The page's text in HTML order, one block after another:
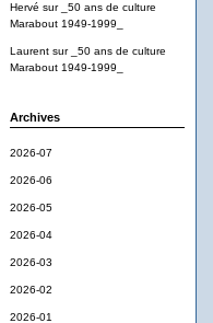
Hervé sur
_50 ans de culture
Marabout 1949-1999_
Laurentsur
_50 ans de culture
Marabout 1949-1999_
Archives
2026-07
2026-06
2026-05
2026-04
2026-03
2026-02
2026-01